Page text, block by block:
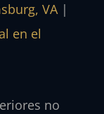
VA|
en el
no